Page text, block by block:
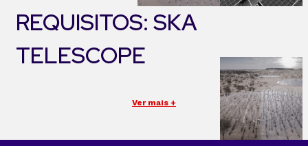
REQUISITOS: SKA
TELESCOPE
Ver mais +